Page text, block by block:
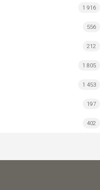
1 916
556
212
1 805
1 453
197
402